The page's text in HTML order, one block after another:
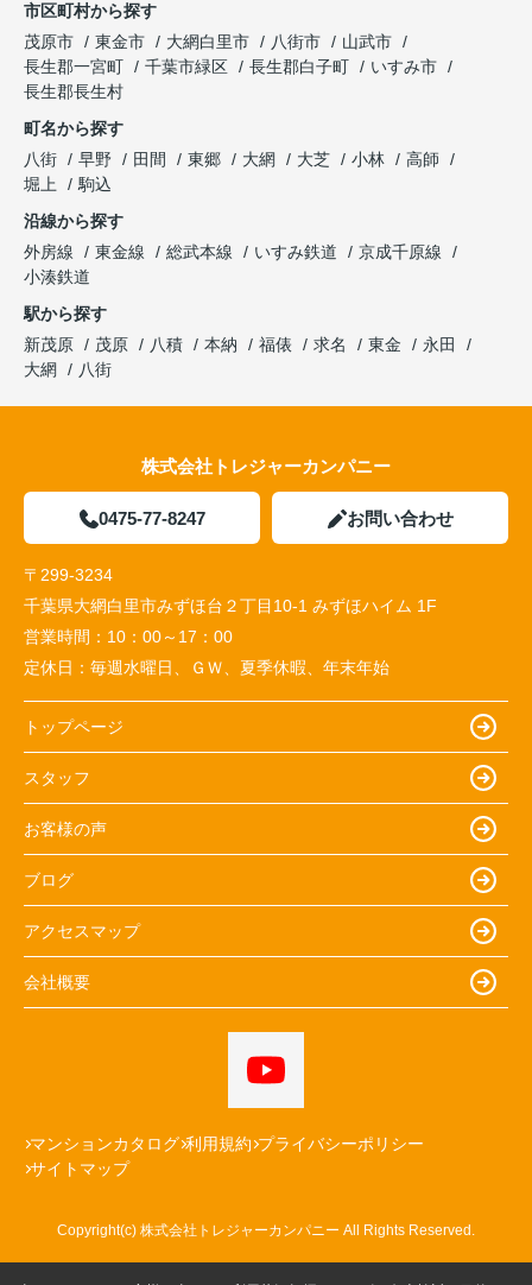
市区町村から探す
茂原市
東金市 大網白里市 八街市
山武市
長生郡一宮町
千葉市緑区 長生郡白子町
いすみ市
長生郡長生村
町名から探す
八街
早野 田間 東郷 大網 大芝 小林
高師
堀上
駒込
沿線から探す
外房線
東金線 総武本線 いすみ鉄道
京成千原線
小湊鉄道
駅から探す
新茂原
茂原 八積 本納 福俵 求名 東金
永田
大網
八街
株式会社トレジャーカンパニー
0475-77-8247 お問い合わせ
〒299-3234
千葉県大網白里市みずほ台２丁目10-1 みずほハイム 1F
営業時間： 10：00～17：00
定休日： 毎週水曜日、ＧＷ、夏季休暇、年末年始
トップページ
スタッフ
お客様の声
ブログ
アクセスマップ
会社概要
マンションカタログ 利用規約 プライバシーポリシー
サイトマップ
Copyright(c) 株式会社トレジャーカンパニー All Rights Reserved.